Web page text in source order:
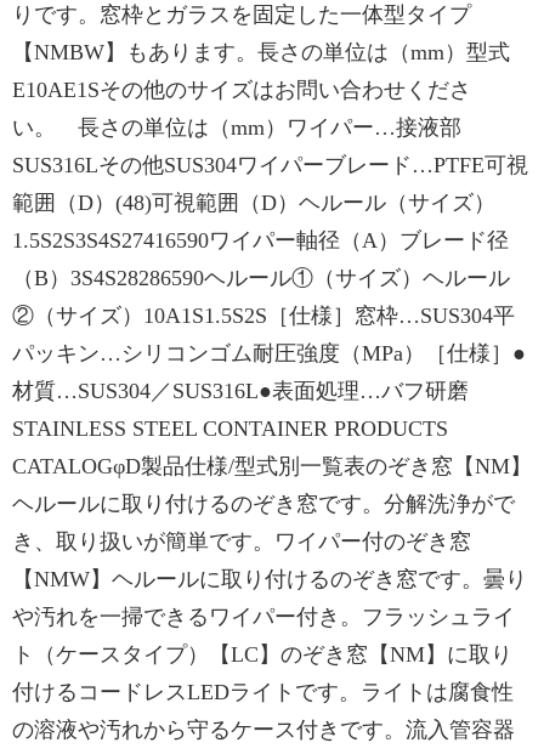
りです。窓枠とガラスを固定した一体型タイプ
【NMBW】もあります。長さの単位は（mm）型式
E10AE1Sその他のサイズはお問い合わせくださ
い。 長さの単位は（mm）ワイパー…接液部
SUS316Lその他SUS304ワイパーブレード…PTFE可視
範囲（D）(48)可視範囲（D）ヘルール（サイズ）
1.5S2S3S4S27416590ワイパー軸径（A）ブレード径
（B）3S4S28286590ヘルール①（サイズ）ヘルール
②（サイズ）10A1S1.5S2S［仕様］窓枠…SUS304平
パッキン…シリコンゴム耐圧強度（MPa）［仕様］●
材質…SUS304／SUS316L●表面処理…バフ研磨
STAINLESS STEEL CONTAINER PRODUCTS
CATALOGφD製品仕様/型式別一覧表のぞき窓【NM】
ヘルールに取り付けるのぞき窓です。分解洗浄がで
き、取り扱いが簡単です。ワイパー付のぞき窓
【NMW】ヘルールに取り付けるのぞき窓です。曇り
や汚れを一掃できるワイパー付き。フラッシュライ
ト（ケースタイプ）【LC】のぞき窓【NM】に取り
付けるコードレスLEDライトです。ライトは腐食性
の溶液や汚れから守るケース付きです。流入管容器